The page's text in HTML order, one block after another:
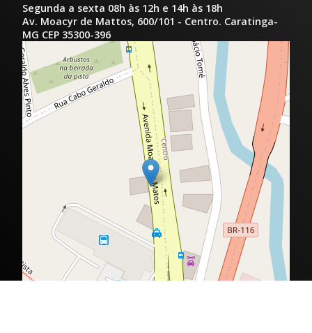
Segunda a sexta 08h às 12h e 14h às 18h
Av. Moacyr de Mattos, 600/101 - Centro. Caratinga-
MG CEP 35300-396